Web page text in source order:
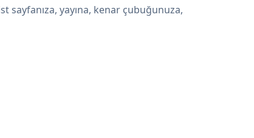
yayına, kenar çubuğunuza,